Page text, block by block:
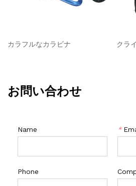
カラフルなカラビナ クラ
お問い合わせ
Name *
Phone